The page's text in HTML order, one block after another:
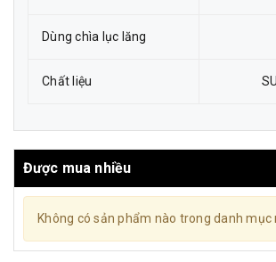
Dùng chìa lục lăng
Chất liệu
Được mua nhiều
Không có sản phẩm nào trong danh mục